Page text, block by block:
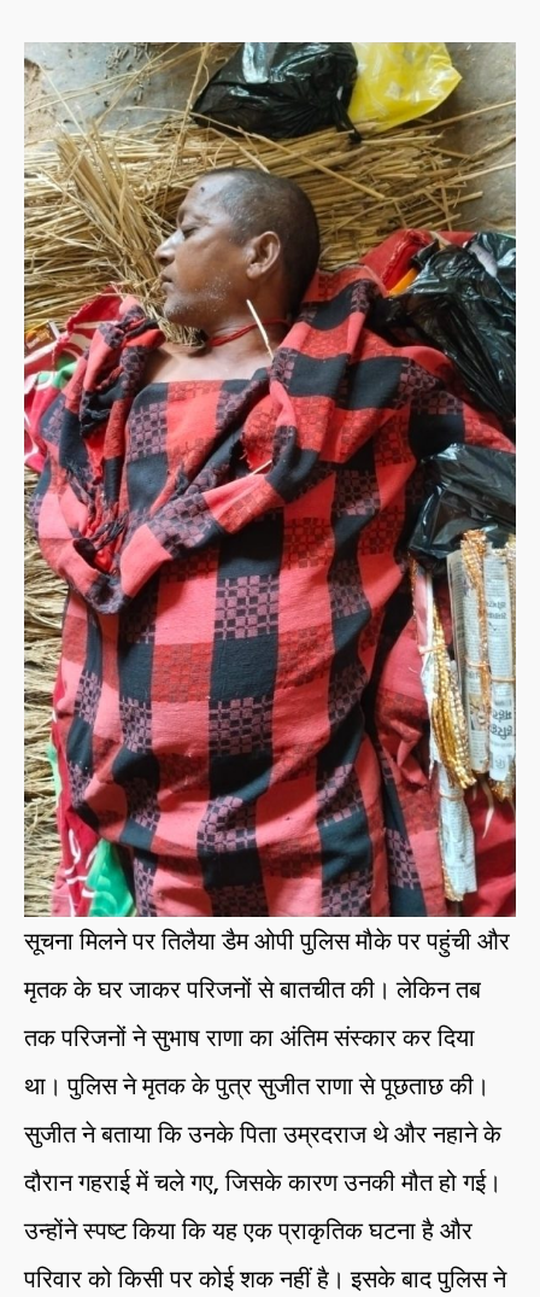
सूचना मिलने पर तिलैया डैम ओपी पुलिस मौके पर पहुंची और
मृतक के घर जाकर परिजनों से बातचीत की। लेकिन तब
तक परिजनों ने सुभाष राणा का अंतिम संस्कार कर दिया
था। पुलिस ने मृतक के पुत्र सुजीत राणा से पूछताछ की।
सुजीत ने बताया कि उनके पिता उम्रदराज थे और नहाने के
दौरान गहराई में चले गए, जिसके कारण उनकी मौत हो गई।
उन्होंने स्पष्ट किया कि यह एक प्राकृतिक घटना है और
परिवार को किसी पर कोई शक नहीं है। इसके बाद पुलिस ने